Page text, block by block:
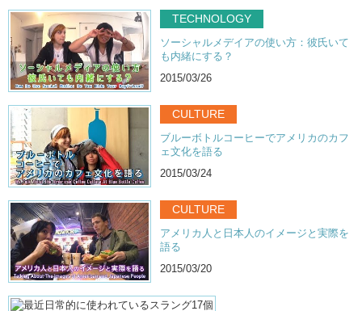
TECHNOLOGY
ソーシャルメデイアの使い方：彼氏いて
も内緒にする？
2015/03/26
CULTURE
ブルーボトルコーヒーでアメリカのカフ
ェ文化を語る
2015/03/24
CULTURE
アメリカ人と日本人のイメージと実際を
語る
2015/03/20